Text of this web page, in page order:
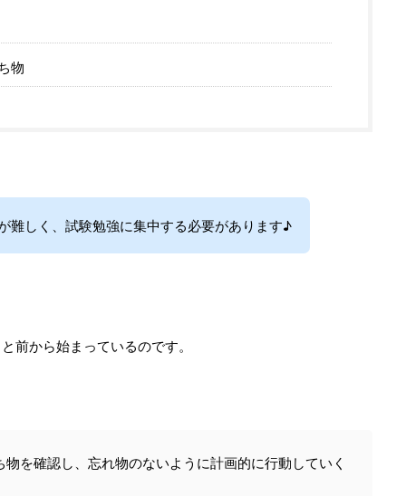
物
難しく、試験勉強に集中する必要があります♪
前から始まっているのです。
を確認し、忘れ物のないように計画的に行動していく